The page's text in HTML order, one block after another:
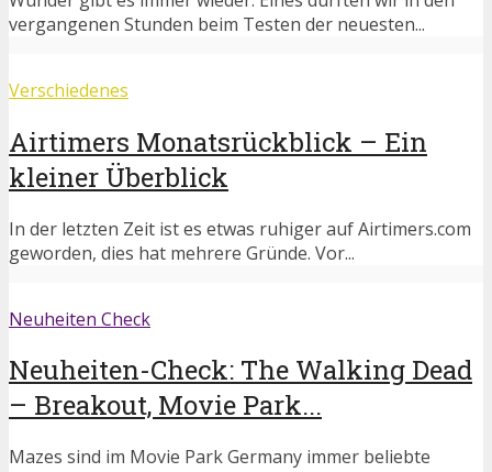
vergangenen Stunden beim Testen der neuesten...
Verschiedenes
Airtimers Monatsrückblick – Ein
kleiner Überblick
In der letzten Zeit ist es etwas ruhiger auf Airtimers.com
geworden, dies hat mehrere Gründe. Vor...
Neuheiten Check
Neuheiten-Check: The Walking Dead
– Breakout, Movie Park...
Mazes sind im Movie Park Germany immer beliebte